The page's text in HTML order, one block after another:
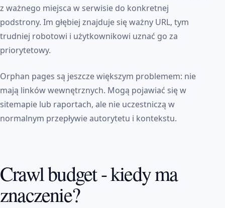
z ważnego miejsca w serwisie do konkretnej
podstrony. Im głębiej znajduje się ważny URL, tym
trudniej robotowi i użytkownikowi uznać go za
priorytetowy.
Orphan pages są jeszcze większym problemem: nie
mają linków wewnętrznych. Mogą pojawiać się w
sitemapie lub raportach, ale nie uczestniczą w
normalnym przepływie autorytetu i kontekstu.
Crawl budget - kiedy ma
znaczenie?